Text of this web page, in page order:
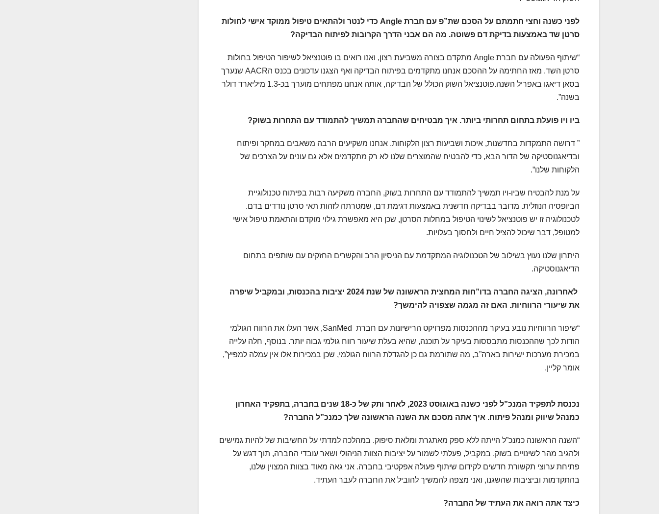
לפני כשנה וחצי חתמתם על הסכם שת”פ עם חברת Angle כדי לנטר ולהתאים טיפול ממוקד אישי לחולות
סרטן שד באמצעות בדיקת דם פשוטה. מה הם אבני הדרך הקרובות לפיתוח הבדיקה?
“שיתוף הפעולה עם חברת Angle מתקדם בצורה משביעת רצון, ואנו רואים בו פוטנציאל לשיפור הטיפול בחולות
סרטן השד. מאז החתימה על ההסכם אנחנו מתקדמים בפיתוח הבדיקה ואף הצגנו עדכונים בכנס הAACR שנערך
בסאן דיאגו באפריל השנה.פוטנציאל השוק הכולל של הבדיקה, אותה אנחנו מפתחים מוערך בכ-1.3 מיליארד דולר
בשנה”.
ביו ויו פועלת בתחום תחרותי ביותר. איך מבטיחים שהחברה תמשיך להתמודד עם התחרות בשוק?
” דרושה התמקדות בחדשנות, איכות ושביעות רצון הלקוחות. אנחנו משקיעים הרבה משאבים במחקר ופיתוח
ובדיאגנוסטיקה של הדור הבא, כדי להבטיח שהמוצרים שלנו לא רק מתקדמים אלא גם עונים על הצרכים של
הלקוחות שלנו”.
על מנת להבטיח שביו-ויו תמשיך להתמודד עם התחרות בשוק, החברה משקיעה רבות בפיתוח טכנולוגיית
הביופסיה הנוזלית. מדובר בבדיקה חדשנית באמצעות דגימת דם, שמטרתה לזהות תאי סרטן נודדים בדם.
לטכנולוגיה זו יש פוטנציאל לשינוי הטיפול במחלות הסרטן, שכן היא מאפשרת גילוי מוקדם והתאמת טיפול אישי
למטופל, דבר שיכול להציל חיים ולחסוך בעלויות.
היתרון שלנו נעוץ בשילוב של הטכנולוגיה המתקדמת עם הניסיון הרב והקשרים החזקים עם שותפים בתחום
הדיאגנוסטיקה.
לאחרונה, הציגה החברה בדו”חות המחצית הראשונה של שנת 2024 יציבות בהכנסות, ובמקביל שיפרה
את שיעורי הרווחיות. האם זה מגמה שצפויה להימשך?
“שיפור הרווחיות נובע בעיקר מההכנסות מפרויקט הרישיונות עם חברת SanMed, אשר העלו את הרווח הגולמי
הודות לכך שההכנסות מתבססות בעיקר על תוכנה, שהיא בעלת שיעור רווח גולמי גבוה יותר. בנוסף, חלה עלייה
במכירת מערכות ישירות בארה”ב, מה שתורמת גם כן להגדלת הרווח הגולמי, שכן במכירות אלו אין עמלה למפיץ”,
אומר קליין.
נכנסת לתפקיד המנכ”ל לפני כשנה באוגוסט 2023, לאחר ותק של כ-18 שנים בחברה, בתפקיד האחרון
כמנהל שיווק ומנהל פיתוח. איך אתה מסכם את השנה הראשונה שלך כמנכ”ל החברה?
“השנה הראשונה כמנכ”ל הייתה ללא ספק מאתגרת ומלאת סיפוק. במהלכה למדתי על החשיבות של להיות גמישים
ולהגיב מהר לשינויים בשוק. במקביל, פעלתי לשמור על יציבות הצוות הניהולי ושאר עובדי החברה, תוך דגש על
פתיחת ערוצי תקשורת חדשים לקידום שיתוף פעולה אפקטיבי בחברה. אני גאה מאוד בצוות המצוין שלנו,
בהתקדמות וביציבות שהשגנו, ואני מצפה להמשיך להוביל את החברה לעבר העתיד.
כיצד אתה רואה את העתיד של החברה?